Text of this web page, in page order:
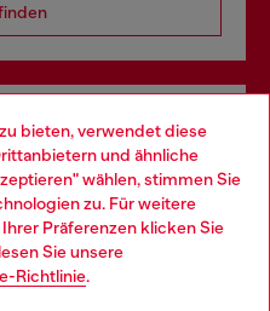
bieten, verwendet diese
und ähnliche
wählen, stimmen Sie
zu. Für weitere
Präferenzen klicken Sie
Sie unsere
Richtlinie.
Angebot, online und
website, but it seems